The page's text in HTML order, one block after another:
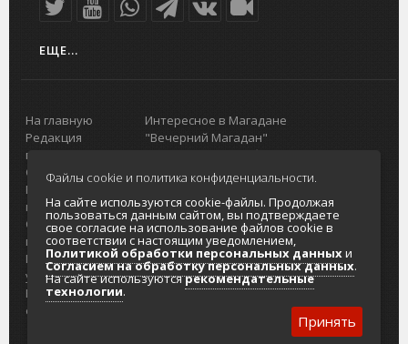
ЕЩЕ...
На главную
Редакция
портала
О проекте
Реклама на
портале
Отзывы и
предложения
Интернет-
услуги
Разработка
сайтов
Интересное в Магадане
"Вечерний Магадан"
Городская доска объявлений
Реклама
Главный туристический портал
Колымы
Политика в отношении обработки
персональных данных
Согласие на обработку персональных
данных
Файлы cookie и политика конфиденциальности.
На сайте используются cookie-файлы. Продолжая
пользоваться данным сайтом, вы подтверждаете
свое согласие на использование файлов cookie в
соответствии с настоящим уведомлением,
Политикой обработки персональных данныхи
Согласием на обработку персональных данных.
На сайте используютсярекомендательные
технологии.
Принять